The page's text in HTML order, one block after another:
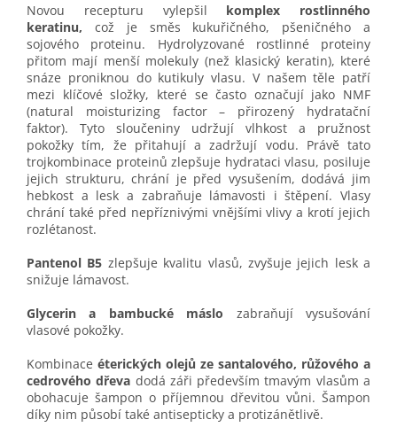
Novou recepturu vylepšil komplex rostlinného
keratinu,
což je směs kukuřičného, pšeničného a
sojového proteinu. Hydrolyzované rostlinné proteiny
přitom mají menší molekuly (než klasický keratin), které
snáze proniknou do kutikuly vlasu. V našem těle patří
mezi klíčové složky, které se často označují jako NMF
(natural moisturizing factor – přirozený hydratační
faktor). Tyto sloučeniny udržují vlhkost a pružnost
pokožky tím, že přitahují a zadržují vodu. Právě tato
trojkombinace proteinů zlepšuje hydrataci vlasu, posiluje
jejich strukturu, chrání je před vysušením, dodává jim
hebkost a lesk a zabraňuje lámavosti i štěpení. Vlasy
chrání také před nepříznivými vnějšími vlivy a krotí jejich
rozlétanost.
Pantenol B5 zlepšuje kvalitu vlasů, zvyšuje jejich lesk a
snižuje lámavost.
Glycerin a bambucké máslo zabraňují vysušování
vlasové pokožky.
Kombinace éterických olejů ze santalového, růžového a
cedrového dřeva dodá záři především tmavým vlasům a
obohacuje šampon o příjemnou dřevitou vůni. Šampon
díky nim působí také antisepticky a protizánětlivě.